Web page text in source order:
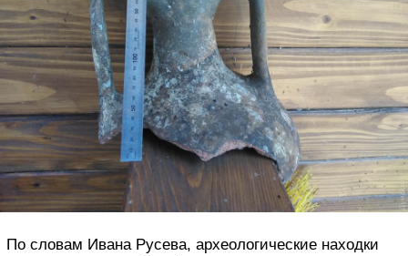
По словам Ивана Русева, археологические находки